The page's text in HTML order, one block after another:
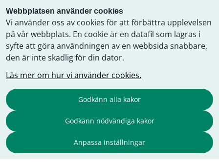
Webbplatsen använder cookies
Vi använder oss av cookies för att förbättra upplevelsen
på vår webbplats. En cookie är en datafil som lagras i
syfte att göra användningen av en webbsida snabbare,
den är inte skadlig för din dator.
Läs mer om hur vi använder cookies.
Godkänn alla kakor
Godkänn nödvändiga kakor
Anpassa inställningar